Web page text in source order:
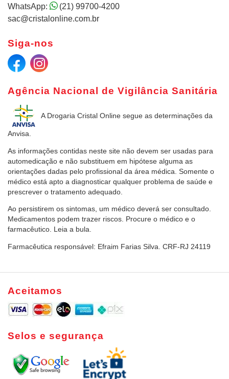
Agência Nacional de Vigilância Sanitária
A Drogaria Cristal Online segue as determinações da
Anvisa.
As informações contidas neste site não devem ser usadas para
automedicação e não substituem em hipótese alguma as
orientações dadas pelo profissional da área médica. Somente o
médico está apto a diagnosticar qualquer problema de saúde e
prescrever o tratamento adequado.
Ao persistirem os sintomas, um médico deverá ser consultado.
Medicamentos podem trazer riscos. Procure o médico e o
farmacêutico. Leia a bula.
Farmacêutica responsável: Efraim Farias Silva. CRF-RJ 24119
WhatsApp:
(21) 99700-4200
sac@cristalonline.com.br
Siga-nos
Aceitamos
Selos e segurança